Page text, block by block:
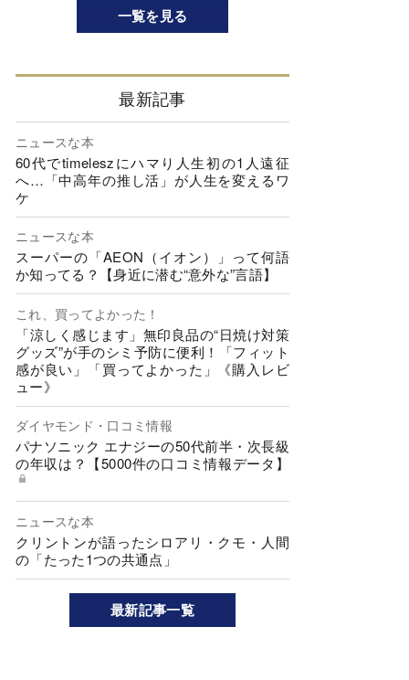
一覧を見る
最新記事
ニュースな本
60代でtimeleszにハマり人生初の1人遠征
へ…「中高年の推し活」が人生を変えるワ
ケ
ニュースな本
スーパーの「AEON（イオン）」って何語
か知ってる？【身近に潜む“意外な”言語】
これ、買ってよかった！
「涼しく感じます」無印良品の“日焼け対策
グッズ”が手のシミ予防に便利！「フィット
感が良い」「買ってよかった」《購入レビ
ュー》
ダイヤモンド・口コミ情報
パナソニック エナジーの50代前半・次長級
の年収は？【5000件の口コミ情報データ】
ニュースな本
クリントンが語ったシロアリ・クモ・人間
の「たった1つの共通点」
最新記事一覧